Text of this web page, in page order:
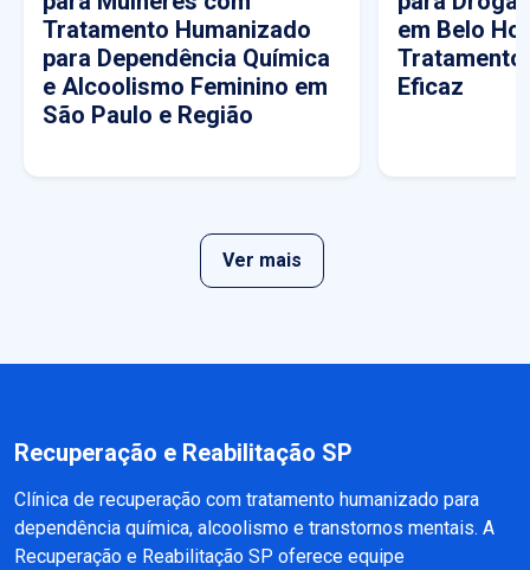
Tratamento Humanizado
para Dependência Química
e Alcoolismo Feminino em
São Paulo e Região
em Belo
Tratamento
Eficaz
Ver mais
Recuperação e Reabilitação SP
Clínica de recuperação com tratamento humanizado para
dependência química, alcoolismo e transtornos mentais. A
Recuperação e Reabilitação SP oferece equipe